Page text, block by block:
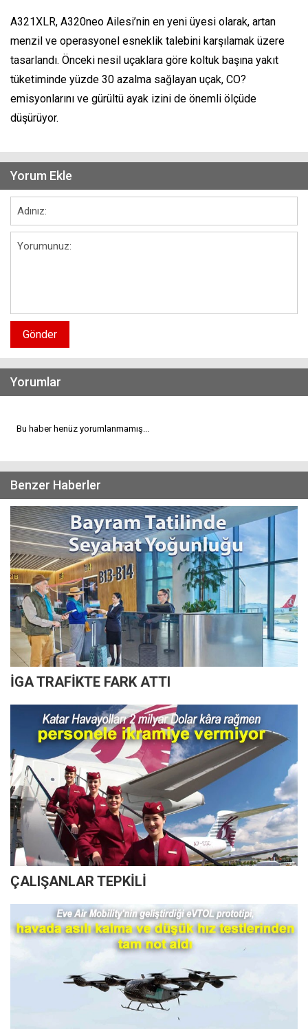
A321XLR, A320neo Ailesi’nin en yeni üyesi olarak, artan
menzil ve operasyonel esneklik talebini karşılamak üzere
tasarlandı. Önceki nesil uçaklara göre koltuk başına yakıt
tüketiminde yüzde 30 azalma sağlayan uçak, CO?
emisyonlarını ve gürültü ayak izini de önemli ölçüde
düşürüyor.
Yorum Ekle
Gönder
Yorumlar
Bu haber henüz yorumlanmamış...
Benzer Haberler
İGA TRAFİKTE FARK ATTI
ÇALIŞANLAR TEPKİLİ